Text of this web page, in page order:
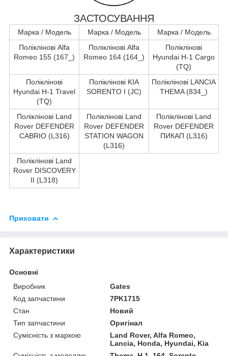
ЗАСТОСУВАННЯ
Марка / Модель Марка / Модель
Марка / Модель
Поліклінові Alfa
Romeo 155 (167_)
Поліклінові Alfa
Romeo 164 (164_)
Поліклінові
Hyundai H-1 Cargo
(TQ)
Поліклінові
Hyundai H-1 Travel
(TQ)
Поліклінові KIA
SORENTO I (JC)
Поліклінові LANCIA
THEMA (834_)
Поліклінові Land
Rover DEFENDER
CABRIO (L316)
Поліклінові Land
Rover DEFENDER
STATION WAGON
(L316)
Поліклінові Land
Rover DEFENDER
ПИКАП (L316)
Поліклінові Land
Rover DISCOVERY
II (L318)
Приховати
Характеристики
Основні
Виробник
Gates
Код запчастини
7PK1715
Стан
Новий
Тип запчастини
Оригінал
Сумісність з маркою
Land Rover, Alfa Romeo,
Lancia, Honda, Hyundai, Kia